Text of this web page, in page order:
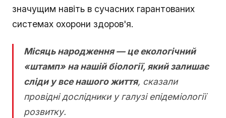
значущим навіть в сучасних гарантованих
системах охорони здоров'я.
Місяць народження — це екологічний
«штамп» на нашій біології, який залишає
сліди у все нашого життя, сказали
провідні дослідники у галузі епідеміології
розвитку.